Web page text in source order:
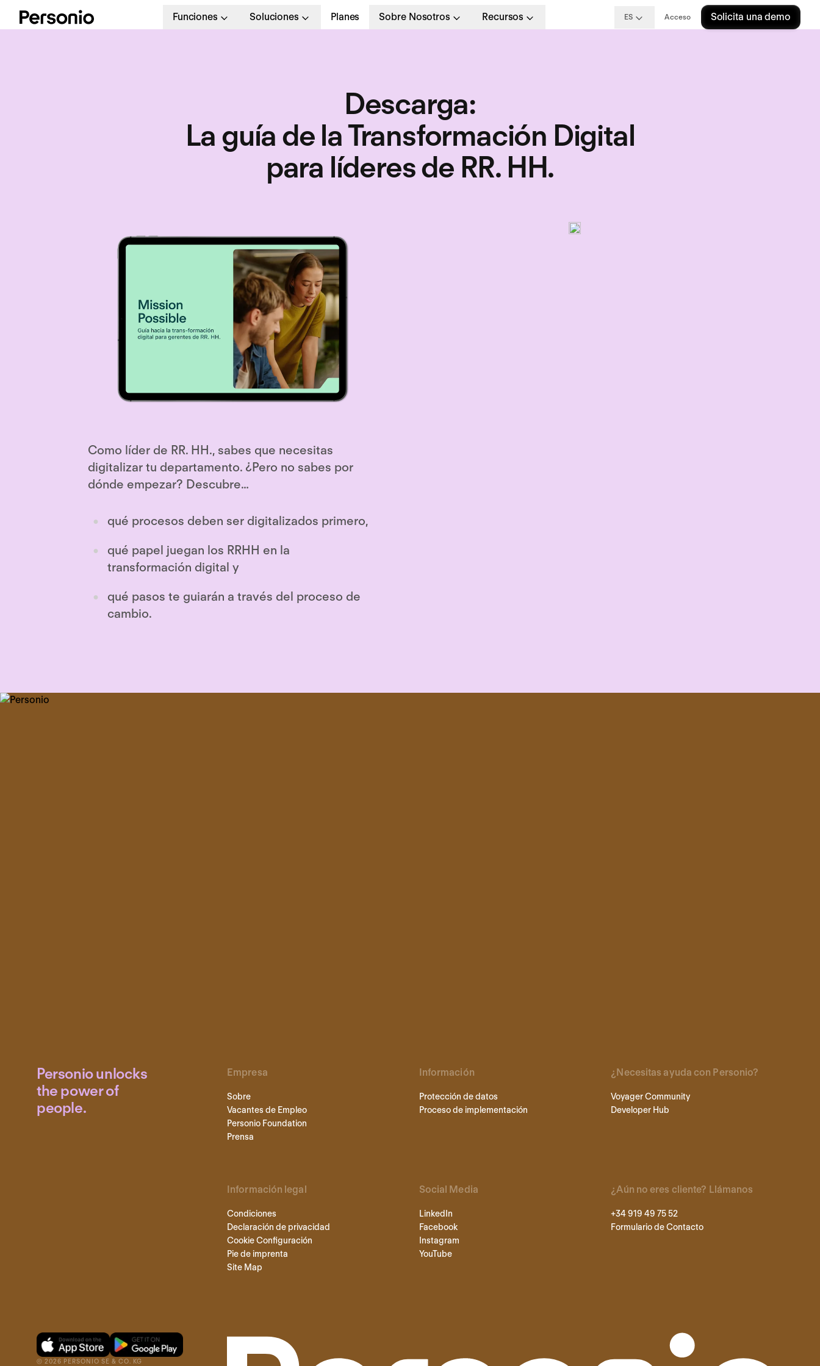
Funciones Soluciones Planes Sobre Nosotros Recursos ES Acceso Solicita una demo
Descarga:
La guía de la Transformación Digital
para líderes de RR. HH.
Como líder de RR. HH., sabes que necesitas
digitalizar tu departamento. ¿Pero no sabes por
dónde empezar? Descubre…
qué procesos deben ser digitalizados primero,
qué papel juegan los RRHH en la
transformación digital y
qué pasos te guiarán a través del proceso de
cambio.
Personio unlocks
the power of
people.
Empresa
Sobre
Vacantes de Empleo
Personio Foundation
Prensa
Información
Protección de datos
Proceso de implementación
¿Necesitas ayuda con Personio?
Voyager Community
Developer Hub
Información legal
Condiciones
Declaración de privacidad
Cookie Configuración
Pie de imprenta
Site Map
Social Media
LinkedIn
Facebook
Instagram
YouTube
¿Aún no eres cliente? Llámanos
+34 919 49 75 52
Formulario de Contacto
© 2026 PERSONIO SE & CO. KG